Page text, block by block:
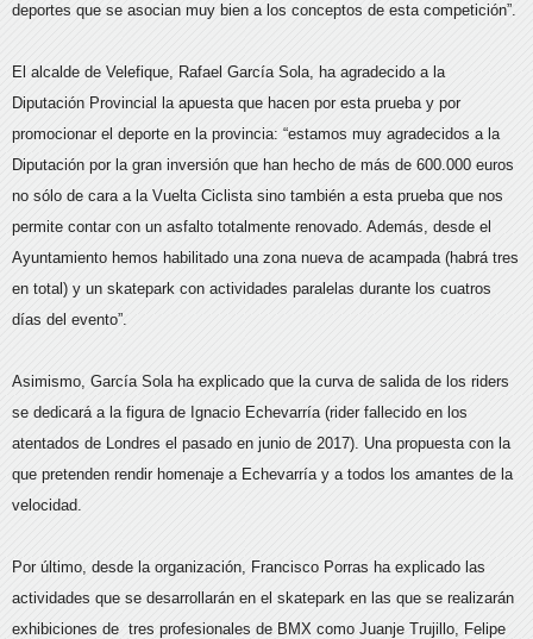
deportes que se asocian muy bien a los conceptos de esta competición”.
El alcalde de Velefique, Rafael García Sola, ha agradecido a la
Diputación Provincial la apuesta que hacen por esta prueba y por
promocionar el deporte en la provincia: “estamos muy agradecidos a la
Diputación por la gran inversión que han hecho de más de 600.000 euros
no sólo de cara a la Vuelta Ciclista sino también a esta prueba que nos
permite contar con un asfalto totalmente renovado. Además, desde el
Ayuntamiento hemos habilitado una zona nueva de acampada (habrá tres
en total) y un skatepark con actividades paralelas durante los cuatros
días del evento”.
Asimismo, García Sola ha explicado que la curva de salida de los riders
se dedicará a la figura de Ignacio Echevarría (rider fallecido en los
atentados de Londres el pasado en junio de 2017). Una propuesta con la
que pretenden rendir homenaje a Echevarría y a todos los amantes de la
velocidad.
Por último, desde la organización, Francisco Porras ha explicado las
actividades que se desarrollarán en el skatepark en las que se realizarán
exhibiciones de tres profesionales de BMX como Juanje Trujillo, Felipe